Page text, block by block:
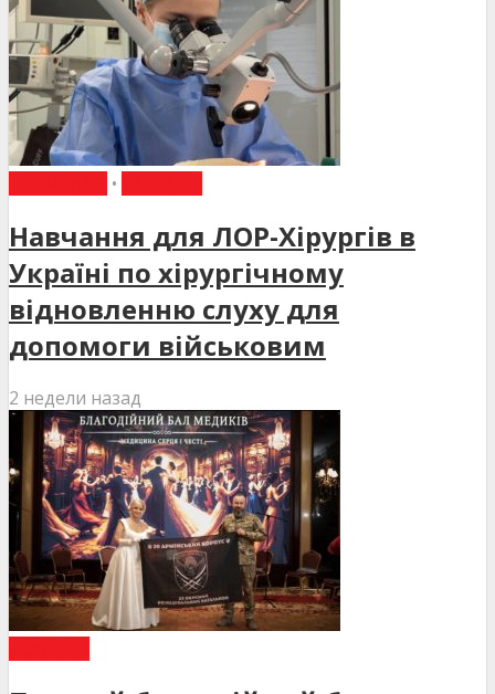
•
Навчання для ЛОР-Хірургів в
Україні по хірургічному
відновленню слуху для
допомоги військовим
2 недели назад